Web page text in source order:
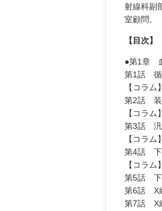
射線科副
室顧問。
【目次】
●第1章
第1話 循
【コラ
第2話 装
【コラ
第3話 汎
【コラ
第4話 下
【コラ
第5話 下
第6話 X
第7話 X